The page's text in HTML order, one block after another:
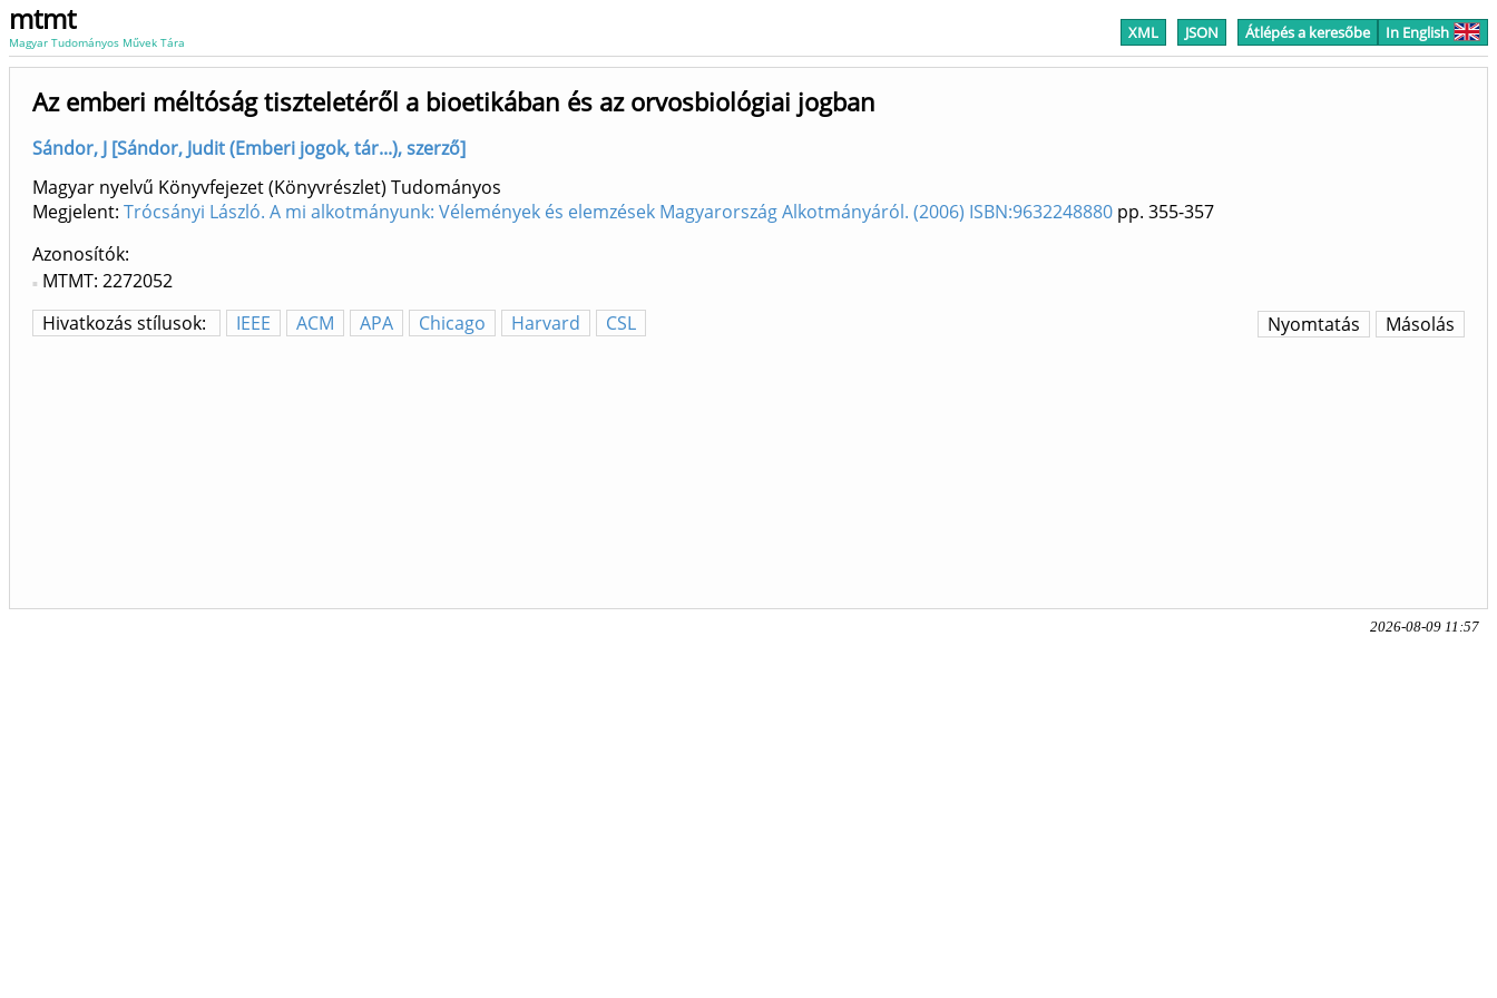
mtmt
Magyar Tudományos Művek Tára XML JSON Átlépés a keresőbe In English
Az emberi méltóság tiszteletéről a bioetikában és az orvosbiológiai jogban
Sándor, J [Sándor, Judit (Emberi jogok, tár...), szerző]
Magyar nyelvű Könyvfejezet (Könyvrészlet) Tudományos
Megjelent: Trócsányi László. A mi alkotmányunk: Vélemények és elemzések Magyarország Alkotmányáról. (2006) ISBN:9632248880 pp. 355-357
Azonosítók
MTMT: 2272052
Hivatkozás stílusok:
IEEE ACM APA Chicago Harvard CSL Másolás
Nyomtatás
2026-08-09 11:57